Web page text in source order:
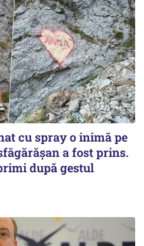
cu spray o inimă pe
a fost prins.
după gestul